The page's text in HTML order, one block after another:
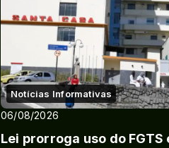
Notícias Informativas
06/08/2026
Lei prorroga uso do